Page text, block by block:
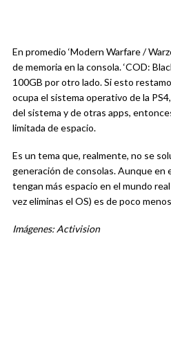
En promedio ‘Modern Warfare /
de memoria en la consola. ‘COD:
100GB por otro lado. Si esto
ocupa el sistema operativo de la
del sistema y de otras apps,
limitada de espacio.
Es un tema que, realmente, no se
generación de consolas. Aunque en
tengan más espacio en el mundo
vez eliminas el OS) es de poco
Imágenes: Activision